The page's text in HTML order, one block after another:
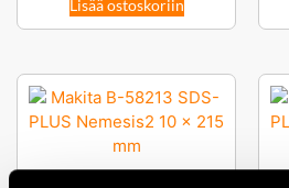
Lisää ostoskoriin